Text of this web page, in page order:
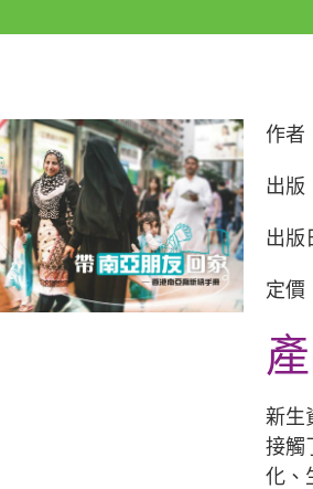
作者
出版
出版
定價
新生
接觸
化、